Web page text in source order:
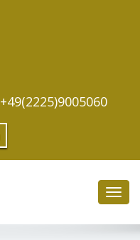
+49(2225)9005060